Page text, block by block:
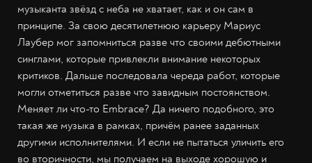
музыканта звёзд с неба не хватает, как и он сам в
принципе. За свою десятилетнюю карьеру Мариус
Лаубер мог запомниться разве что своими дебютными
синглами, которые привлекли внимание некоторых
критиков. Дальше последовала череда работ, которые
могли отметиться разве что завидным постоянством.
Меняет ли что-то Embrace? Да ничего подобного, это
такая же музыка в рамках, причём ранее заданных
другими исполнителями. И если не пытаться уличить его
во вторичности, мы получаем на выходе хорошую и